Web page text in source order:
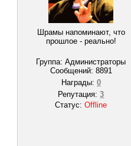
Шрамы напоминают, что
прошлое - реально!
Группа: Администраторы
Сообщений: 8891
Награды: 0
Репутация:3
Статус:Offline